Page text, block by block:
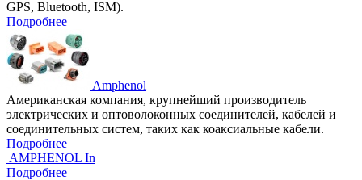
GPS, Bluetooth, ISM).
Подробнее
Amphenol
Американская компания, крупнейший производитель
электрических и оптоволоконных соединителей, кабелей и
соединительных систем, таких как коаксиальные кабели.
Подробнее
AMPHENOL In
Подробнее